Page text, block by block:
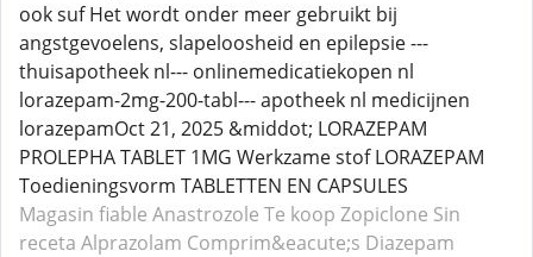
ook suf Het wordt onder meer gebruikt bij
angstgevoelens, slapeloosheid en epilepsie ---
thuisapotheek nl--- onlinemedicatiekopen nl
lorazepam-2mg-200-tabl--- apotheek nl medicijnen
lorazepamOct 21, 2025 &middot; LORAZEPAM
PROLEPHA TABLET 1MG Werkzame stof LORAZEPAM
Toedieningsvorm TABLETTEN EN CAPSULES
Magasin fiable Anastrozole Te koop Zopiclone Sin
receta Alprazolam Comprim&eacute;s Diazepam